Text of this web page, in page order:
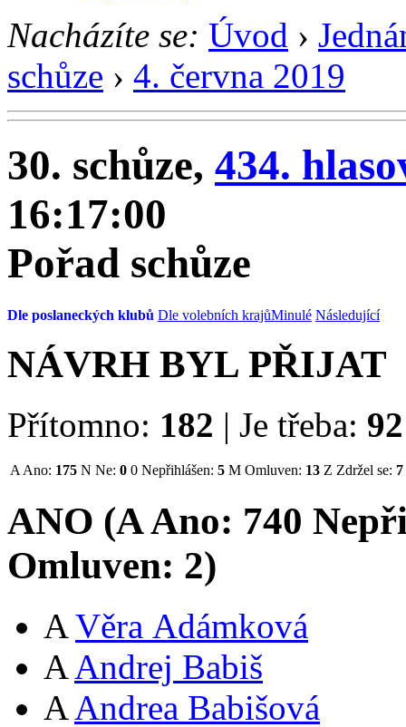
Nacházíte se: Úvod ›
schůze › 4. června 2019
30. schůze, 434.
16:17:00
Pořad schůze
Dle poslaneckých klubů Dle volebních krajůMinulé Následující
NÁVRH BYL PŘIJAT
Přítomno: 182 | Je třeba: 92
A Ano: 175 N Ne: 0 0 Nepřihlášen: 5 M Omluven: 13 Z Zdržel se: 7
ANO (AAno: 740
Omluven: 2)
A Věra Adámková
A Andrej Babiš
A Andrea Babišová